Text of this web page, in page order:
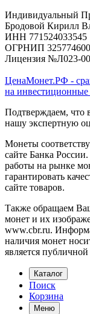
Индивидуальный
Бродовой Кирилл
ИНН 771524033545
ОГРНИП
Лицензия №Л023-
ЦенаМонет.РФ -
на
Подтверждаем, что
нашу экспертную
Монеты
сайте Банка
работы на рынке
гарантировать
сайте товаров.
Также обращаем
монет и их
www.cbr.ru.
наличия монет
является
Каталог
Поиск
Корзина
Меню